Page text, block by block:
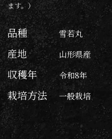
ます。）
品種 雪若丸
産地 山形県産
収穫年 令和8年
栽培方法 一般栽培